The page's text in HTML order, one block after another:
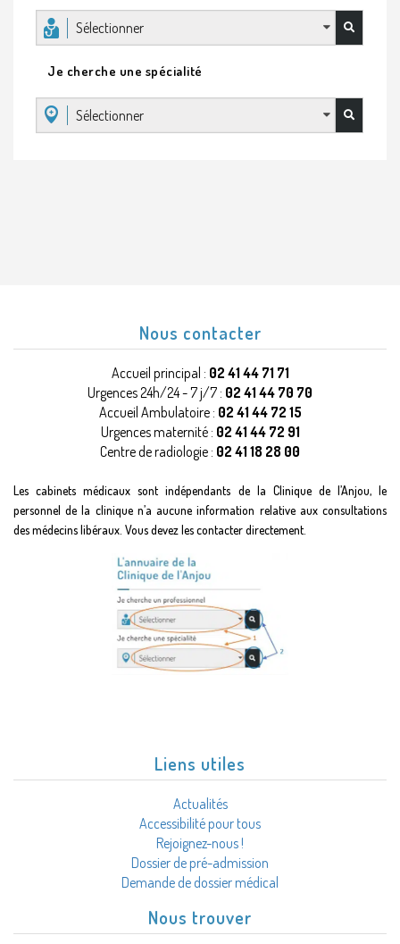
Sélectionner
Je cherche une spécialité
Sélectionner
Nous contacter
Accueil principal : 02 41 44 71 71
Urgences 24h/24 - 7 j/7 : 02 41 44 70 70
Accueil Ambulatoire : 02 41 44 72 15
Urgences maternité : 02 41 44 72 91
Centre de radiologie : 02 41 18 28 00
Les cabinets médicaux sont indépendants de la Clinique de l’Anjou, le
personnel de la clinique n’a aucune information relative aux consultations
des médecins libéraux. Vous devez les contacter directement.
Liens utiles
Actualités
Accessibilité pour tous
Rejoignez-nous !
Dossier de pré-admission
Demande de dossier médical
Nous trouver